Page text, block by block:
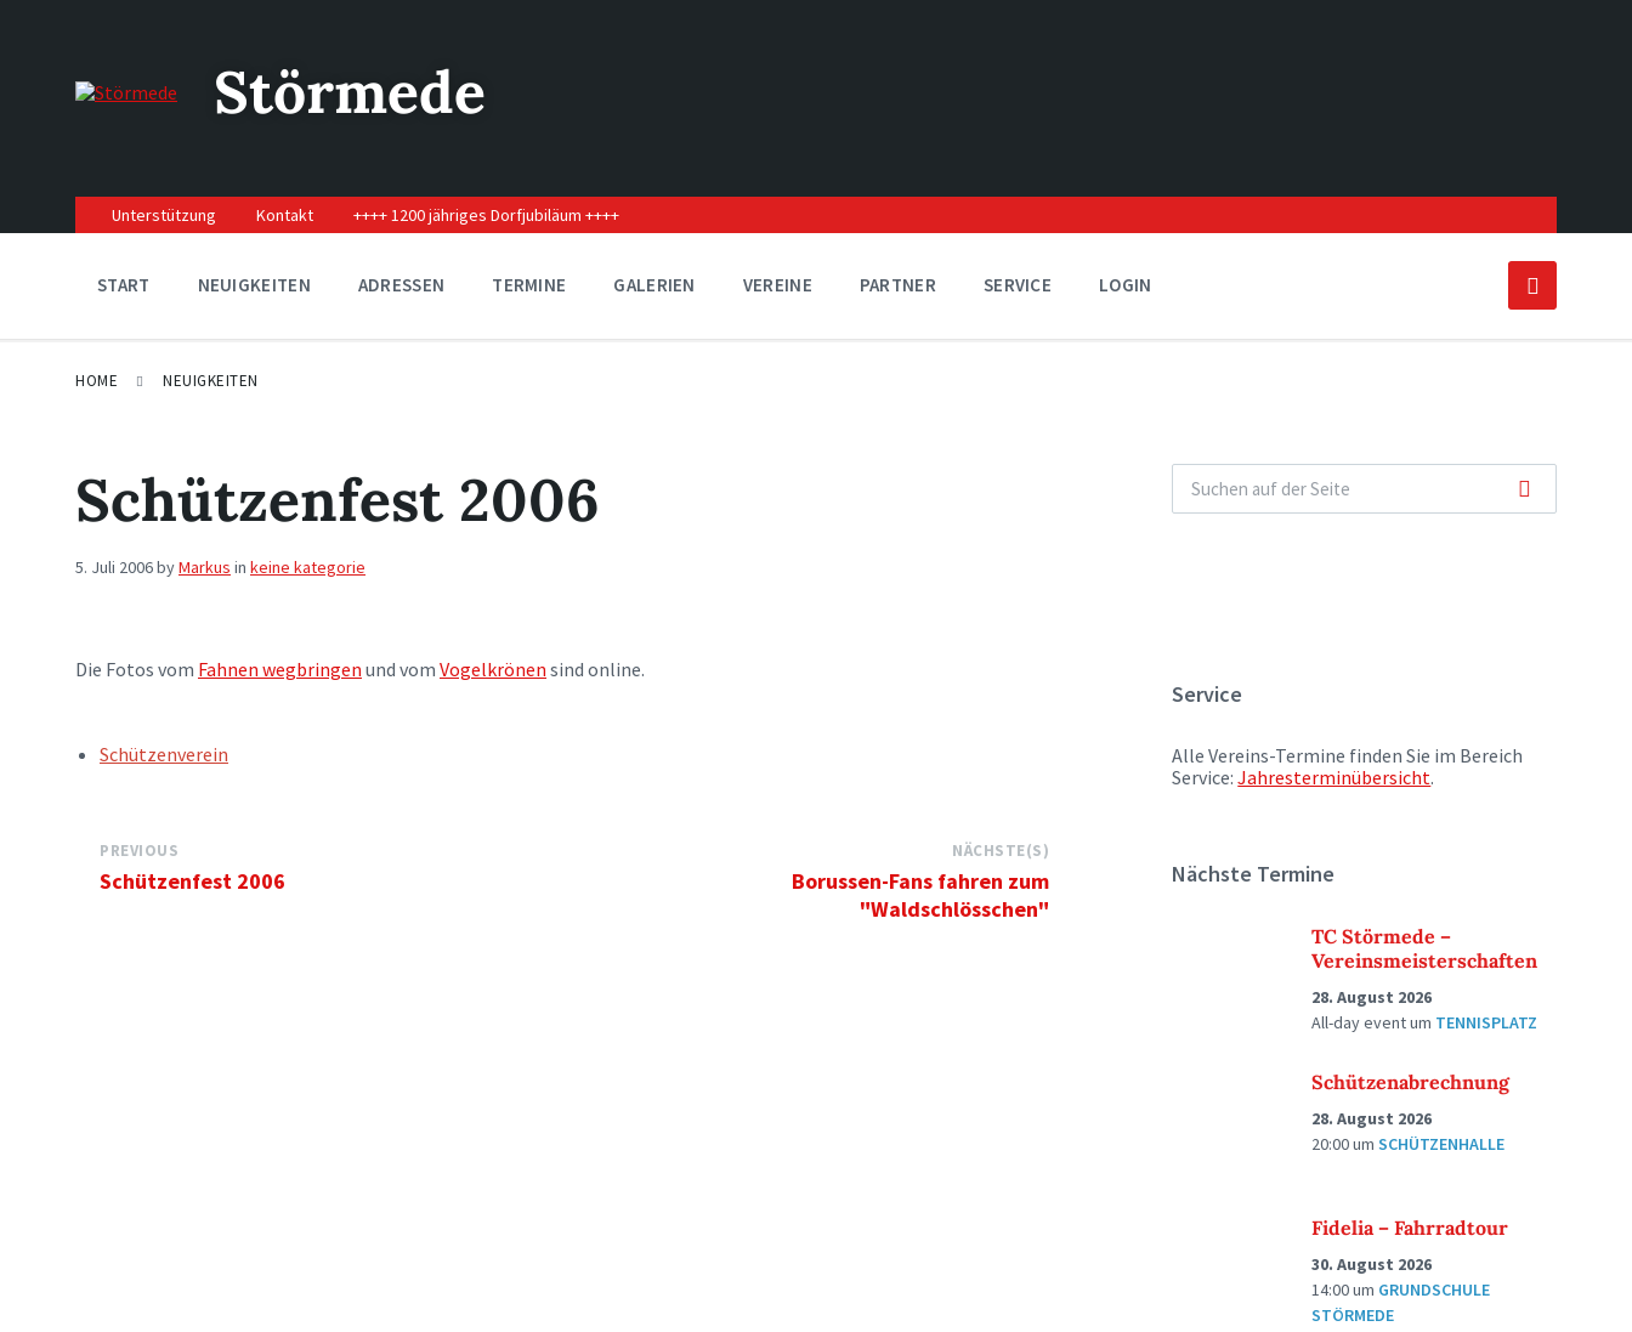
navigation
Störmede
Unterstützung Kontakt ++++ 1200 jähriges Dorfjubiläum ++++
START NEUIGKEITEN ADRESSEN TERMINE GALERIEN VEREINE PARTNER SERVICE LOGIN
HOME NEUIGKEITEN
Schützenfest 2006
5. Juli 2006byMarkus in keine kategorie
Die Fotos vom Fahnen wegbringen und vom Vogelkrönen sind online.
TAGS:Schützenverein
PREVIOUS
Schützenfest 2006
NÄCHSTE(S)
Borussen-Fans fahren zum
"Waldschlösschen"
Service
Alle Vereins-Termine finden Sie im Bereich
Service:Jahresterminübersicht.
Nächste Termine
TC Störmede –
Vereinsmeisterschaften
28. August 2026
All-day eventum TENNISPLATZ
Schützenabrechnung
28. August 2026
20:00umSCHÜTZENHALLE
Fidelia – Fahrradtour
30. August 2026
14:00um GRUNDSCHULE
STÖRMEDE